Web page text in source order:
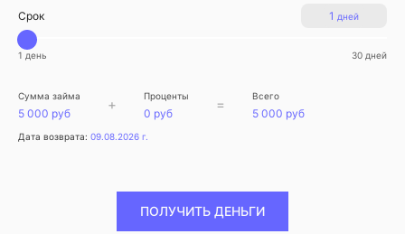
1 дней
Срок
1 день 30 дней
Сумма займа
5 000 руб
+ Проценты
0 руб
= Всего
5 000 руб
Дата возврата: 09.08.2026 г.
ПОЛУЧИТЬ ДЕНЬГИ